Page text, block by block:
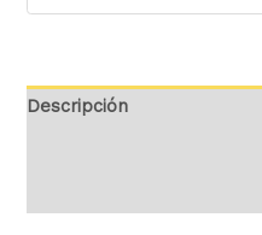
Descripción